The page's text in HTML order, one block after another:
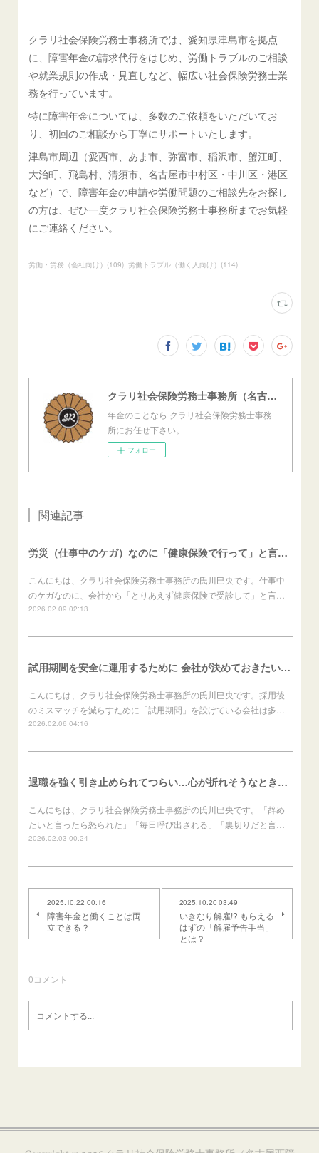
クラリ社会保険労務士事務所では、愛知県津島市を拠点
に、障害年金の請求代行をはじめ、労働トラブルのご相談
や就業規則の作成・見直しなど、幅広い社会保険労務士業
務を行っています。
特に障害年金については、多数のご依頼をいただいてお
り、初回のご相談から丁寧にサポートいたします。
津島市周辺（愛西市、あま市、弥富市、稲沢市、蟹江町、
大治町、飛島村、清須市、名古屋市中村区・中川区・港区
など）で、障害年金の申請や労働問題のご相談先をお探し
の方は、ぜひ一度クラリ社会保険労務士事務所までお気軽
にご連絡ください。
労働・労務（会社向け） (109) 労働トラブル（働く人向け） (114)
クラリ社会保険労務士事務所（名古屋西障害年金センター）
年金のことなら クラリ社会保険労務士事務
所にお任せ下さい。
フォロー
関連記事
労災（仕事中のケガ）なのに「健康保険で行って」と言われたら？（労働者向け）
こんにちは、クラリ社会保険労務士事務所の氏川巳央です。仕事中
のケガなのに、会社から「とりあえず健康保険で受診して」と言…
2026.02.09 02:13
試用期間を安全に運用するために 会社が決めておきたいこと（会社向け）
こんにちは、クラリ社会保険労務士事務所の氏川巳央です。採用後
のミスマッチを減らすために「試用期間」を設けている会社は多…
2026.02.06 04:16
退職を強く引き止められてつらい…心が折れそうなときの進め方（労働者向け）
こんにちは、クラリ社会保険労務士事務所の氏川巳央です。「辞め
たいと言ったら怒られた」「毎日呼び出される」「裏切りだと言…
2026.02.03 00:24
2025.10.22 00:16
障害年金と働くことは両
立できる？
2025.10.20 03:49
いきなり解雇!? もらえる
はずの「解雇予告手当」
とは？
0コメント